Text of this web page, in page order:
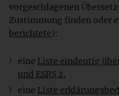
vorgeschlagenen
Zustimmung finden oder
berichtete):
eine Liste eindeutig
und ESRS 2,
eine Liste